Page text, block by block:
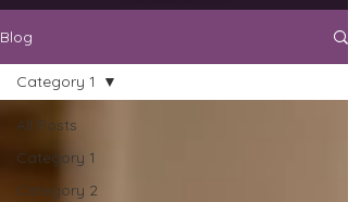
Blog
All Posts
Category 1
Category 2
Category 1